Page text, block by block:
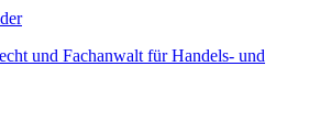
und Fachanwalt für Handels- und